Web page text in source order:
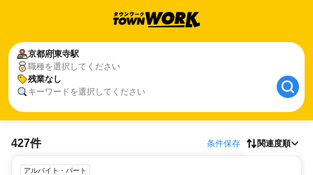
京都府東寺駅
職種を選択してください
残業なし
キーワードを選択してください
427件 条件保存 関連度順
アルバイト・パート